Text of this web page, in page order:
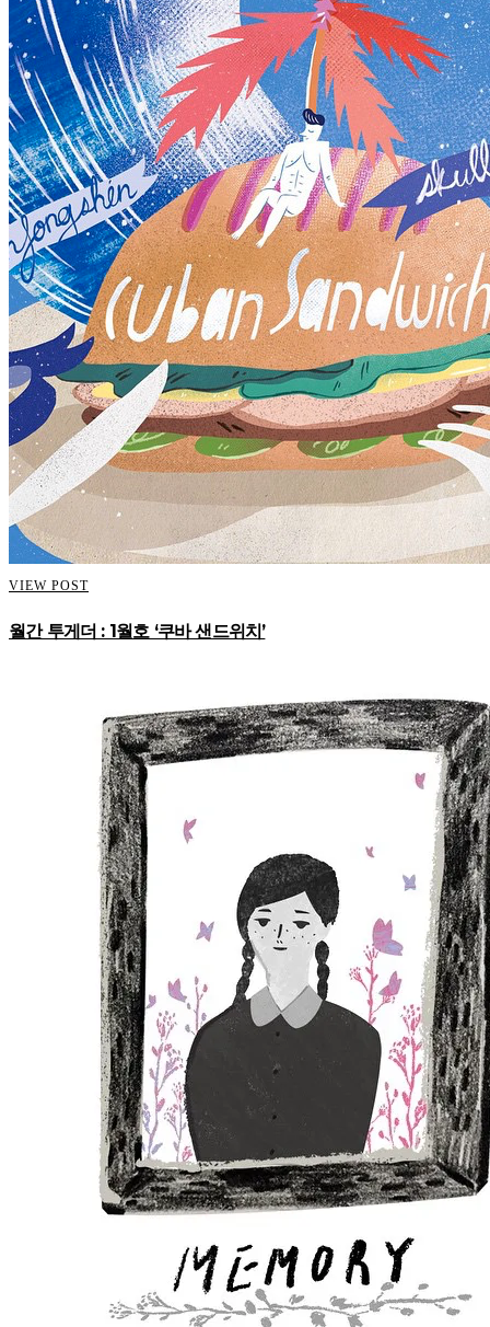
VIEW POST
월간 투게더 : 1월호 ‘쿠바 샌드위치’